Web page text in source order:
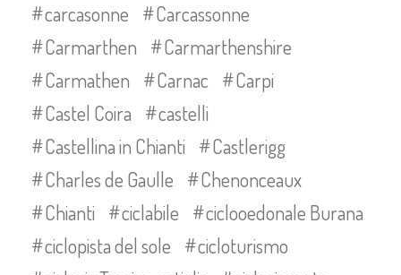
carcasonne
Carcassonne
Carmarthen
Carmarthenshire
Carmathen
Carnac
Carpi
Castel Coira
castelli
Castellina in Chianti
Castlerigg
Charles de Gaulle
Chenonceaux
Chianti
ciclabile
ciclooedonale Burana
ciclopista del sole
cicloturismo